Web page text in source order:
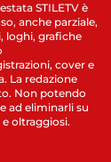
STILETV è
anche parziale,
loghi, grafiche
cover e
La redazione
Non potendo
ad eliminarli su
oltraggiosi.